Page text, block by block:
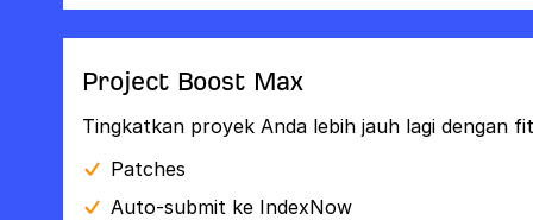
Project Boost Max
Tingkatkan proyek Anda lebih jauh lagi dengan
Patches
Auto-submit ke IndexNow